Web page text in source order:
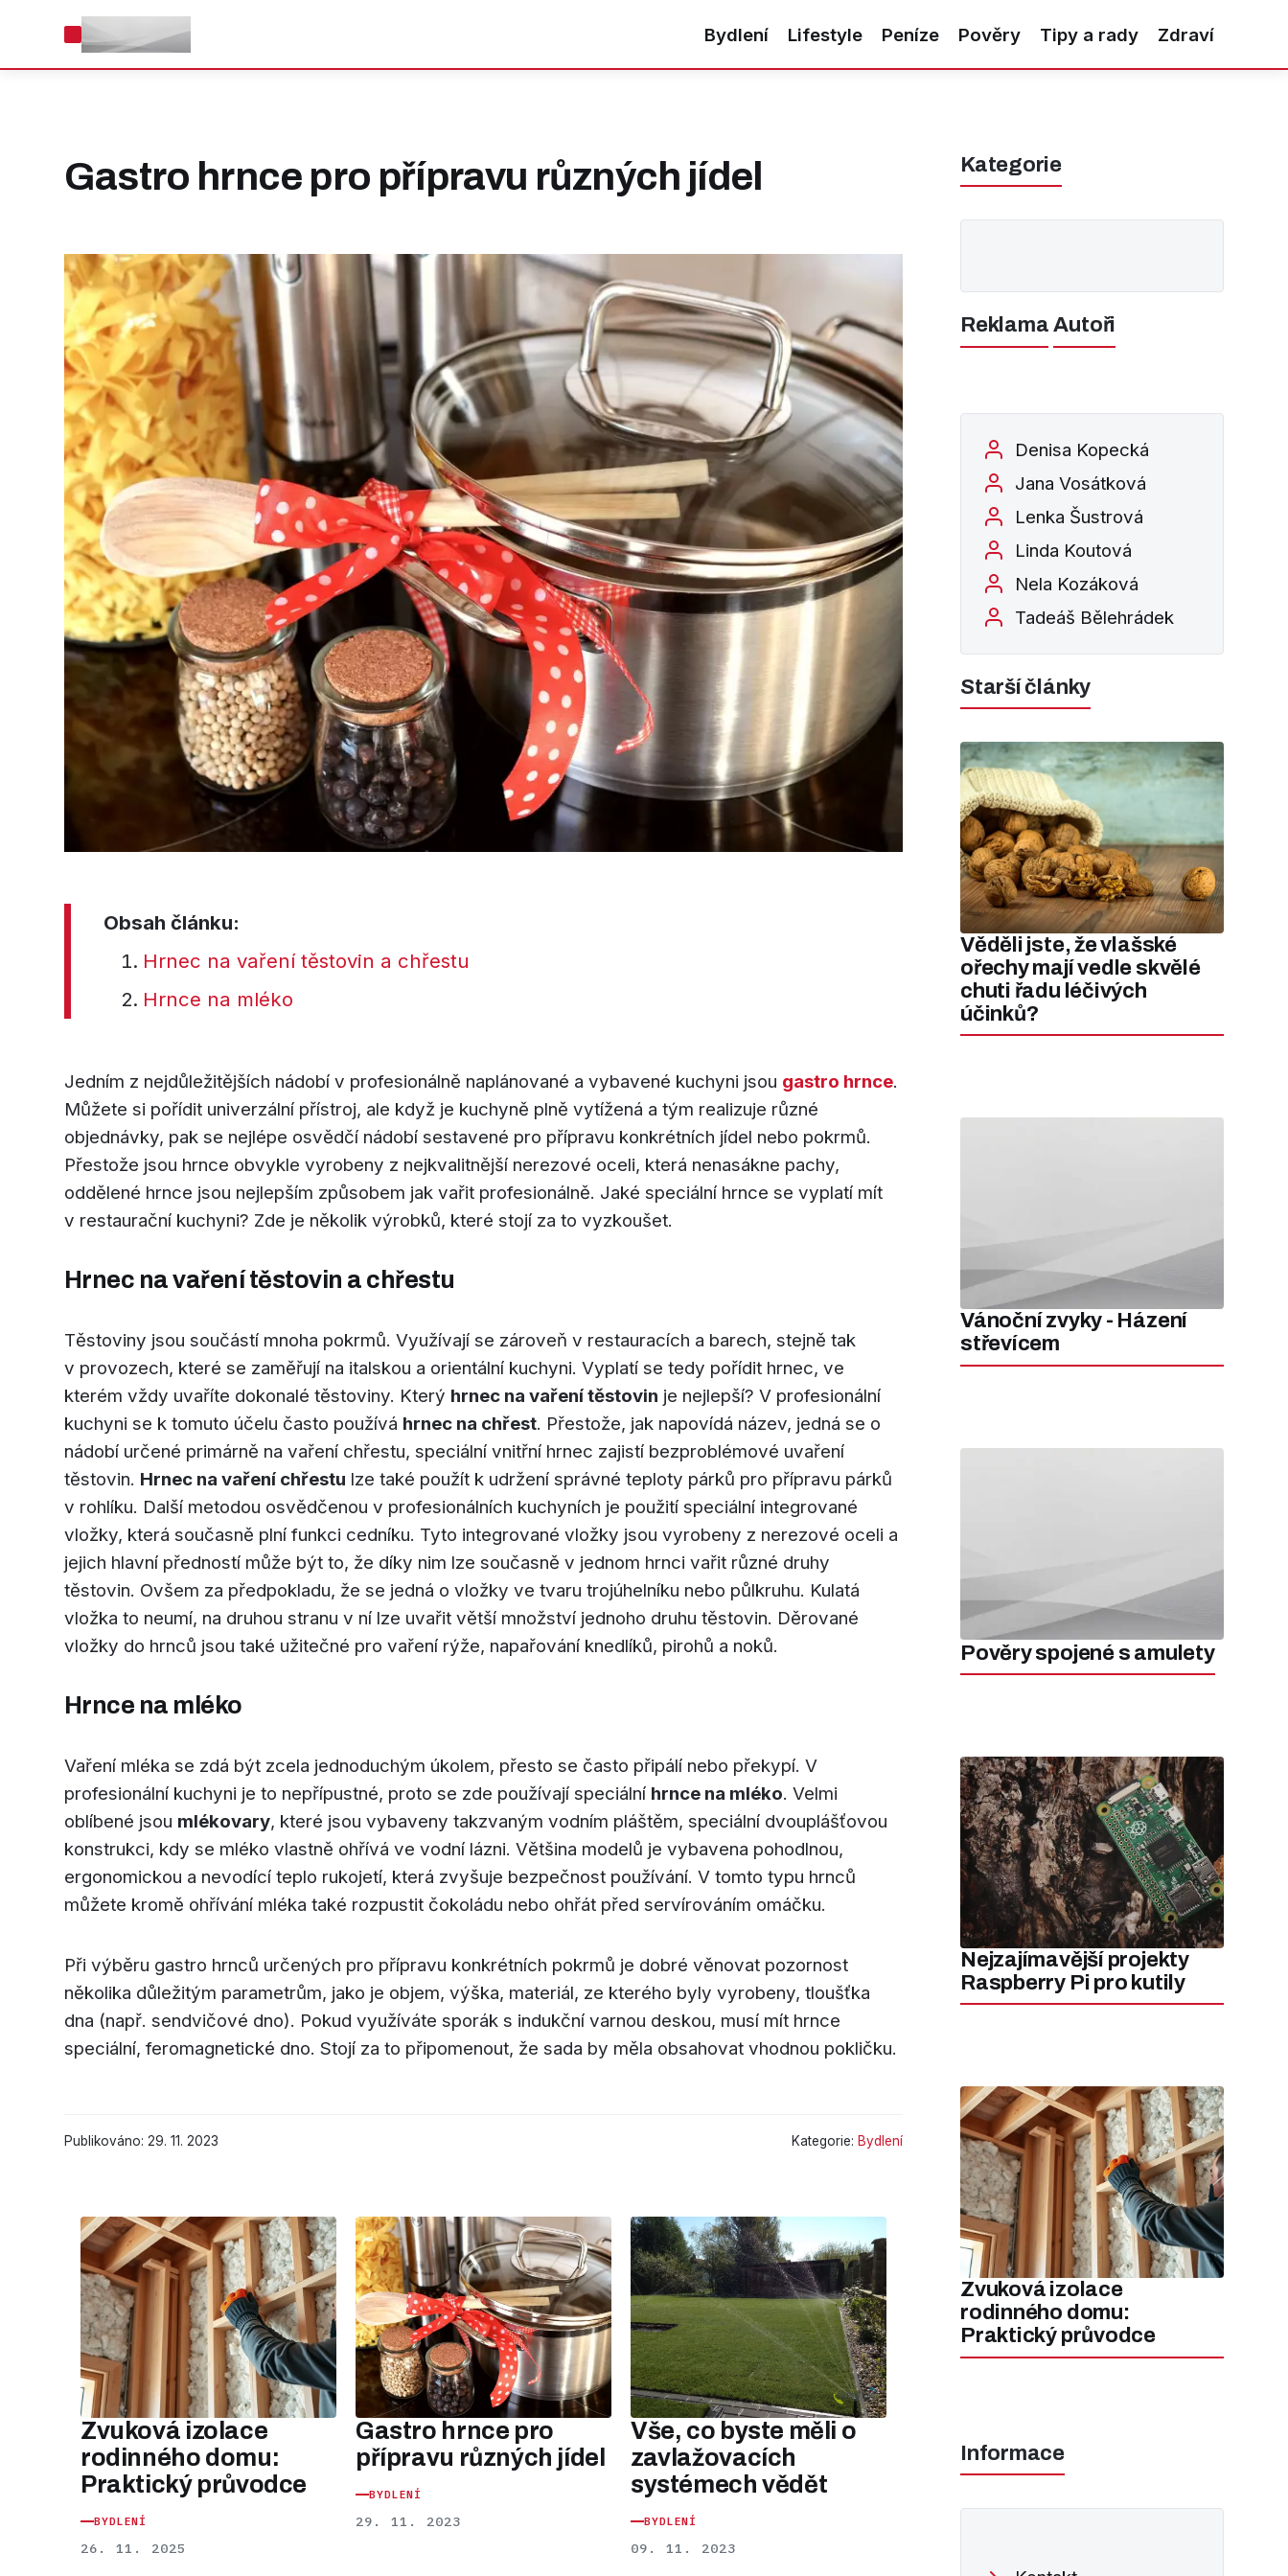
Bydlení Lifestyle Peníze Pověry Tipy a rady Zdraví
Gastro hrnce pro přípravu různých jídel
Obsah článku:
Hrnec na vaření těstovin a chřestu
Hrnce na mléko
Jedním z nejdůležitějších nádobí v profesionálně naplánované a vybavené kuchyni jsou gastro hrnce.
Můžete si pořídit univerzální přístroj, ale když je kuchyně plně vytížená a tým realizuje různé
objednávky, pak se nejlépe osvědčí nádobí sestavené pro přípravu konkrétních jídel nebo pokrmů.
Přestože jsou hrnce obvykle vyrobeny z nejkvalitnější nerezové oceli, která nenasákne pachy,
oddělené hrnce jsou nejlepším způsobem jak vařit profesionálně. Jaké speciální hrnce se vyplatí mít
v restaurační kuchyni? Zde je několik výrobků, které stojí za to vyzkoušet.
Hrnec na vaření těstovin a chřestu
Těstoviny jsou součástí mnoha pokrmů. Využívají se zároveň v restauracích a barech, stejně tak
v provozech, které se zaměřují na italskou a orientální kuchyni. Vyplatí se tedy pořídit hrnec, ve
kterém vždy uvaříte dokonalé těstoviny. Který hrnec na vaření těstovin je nejlepší? V profesionální
kuchyni se k tomuto účelu často používá hrnec na chřest. Přestože, jak napovídá název, jedná se o
nádobí určené primárně na vaření chřestu, speciální vnitřní hrnec zajistí bezproblémové uvaření
těstovin. Hrnec na vaření chřestu lze také použít k udržení správné teploty párků pro přípravu párků
v rohlíku. Další metodou osvědčenou v profesionálních kuchyních je použití speciální integrované
vložky, která současně plní funkci cedníku. Tyto integrované vložky jsou vyrobeny z nerezové oceli a
jejich hlavní předností může být to, že díky nim lze současně v jednom hrnci vařit různé druhy
těstovin. Ovšem za předpokladu, že se jedná o vložky ve tvaru trojúhelníku nebo půlkruhu. Kulatá
vložka to neumí, na druhou stranu v ní lze uvařit větší množství jednoho druhu těstovin. Děrované
vložky do hrnců jsou také užitečné pro vaření rýže, napařování knedlíků, pirohů a noků.
Hrnce na mléko
Vaření mléka se zdá být zcela jednoduchým úkolem, přesto se často připálí nebo překypí. V
profesionální kuchyni je to nepřípustné, proto se zde používají speciální hrnce na mléko. Velmi
oblíbené jsou mlékovary, které jsou vybaveny takzvaným vodním pláštěm, speciální dvouplášťovou
konstrukci, kdy se mléko vlastně ohřívá ve vodní lázni. Většina modelů je vybavena pohodlnou,
ergonomickou a nevodící teplo rukojetí, která zvyšuje bezpečnost používání. V tomto typu hrnců
můžete kromě ohřívání mléka také rozpustit čokoládu nebo ohřát před servírováním omáčku.
Při výběru gastro hrnců určených pro přípravu konkrétních pokrmů je dobré věnovat pozornost
několika důležitým parametrům, jako je objem, výška, materiál, ze kterého byly vyrobeny, tloušťka
dna (např. sendvičové dno). Pokud využíváte sporák s indukční varnou deskou, musí mít hrnce
speciální, feromagnetické dno. Stojí za to připomenout, že sada by měla obsahovat vhodnou pokličku.
Publikováno: 29. 11. 2023 Kategorie: Bydlení
Zvuková izolace
rodinného domu:
Praktický průvodce
BYDLENÍ
26. 11. 2025
Gastro hrnce pro
přípravu různých jídel
BYDLENÍ
29. 11. 2023
Vše, co byste měli o
zavlažovacích
systémech vědět
BYDLENÍ
09. 11. 2023
Kategorie
Reklama Autoři
Denisa Kopecká
Jana Vosátková
Lenka Šustrová
Linda Koutová
Nela Kozáková
Tadeáš Bělehrádek
Starší články
Věděli jste, že vlašské
ořechy mají vedle skvělé
chuti řadu léčivých
účinků?
Vánoční zvyky - Házení
střevícem
Pověry spojené s amulety
Nejzajímavější projekty
Raspberry Pi pro kutily
Zvuková izolace
rodinného domu:
Praktický průvodce
Informace